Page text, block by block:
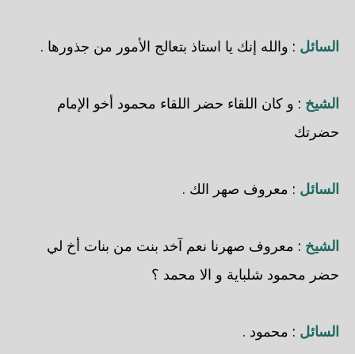
السائل : والله إنك يا استاذ بتعالج الأمور من جذورها .
الشيخ : و كان اللقاء حضر اللقاء محمود أخو الإمام
حضرتك
السائل : معروف صهر الك .
الشيخ : معروف صهرنا نعم آخد بنت من بنات أخ لي
حضر محمود شلباية و الا محمد ؟
السائل : محمود .